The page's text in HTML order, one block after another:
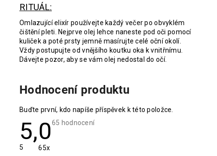
RITUÁL:
Omlazující elixír používejte každý večer po obvyklém
čištění pleti. Nejprve olej lehce naneste pod oči pomocí
kuliček a poté prsty jemně masírujte celé oční okolí.
Vždy postupujte od vnějšího koutku oka k vnitřnímu.
Dávejte pozor, aby se vám olej nedostal do očí.
Hodnocení produktu
Buďte první, kdo napíše příspěvek k této položce.
5,0Průměrné
65 hodnocení
5
65x